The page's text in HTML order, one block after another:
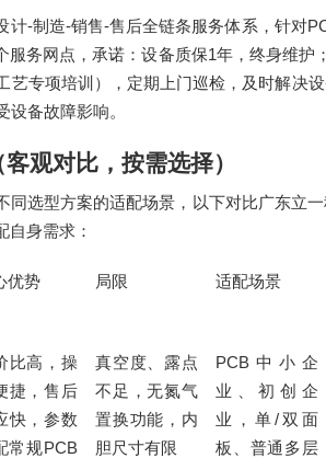
计-制造-销售-售后全链条服务体系，针对
服务网点，承诺：设备质保1年，终身维护
艺专项培训），定期上门巡检，及时解决
设备故障影响。
观对比，按需选择）
同选型方案的适配场景，以下对比广东立
自身需求：
优势 局限 适配场景
比高，操
捷，售后
快，参数
常规PCB
真空度、露点
不足，无氮气
置换功能，内
胆尺寸有限
PCB中小企
业、初创企
业，单/双面
板、普通多层